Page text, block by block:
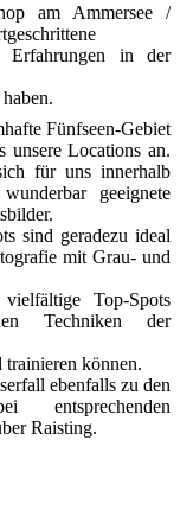
am Ammersee /
in der
Fünfseen-Gebiet
unsere Locations an.
für uns innerhalb
geeignete
sind geradezu ideal
mit Grau- und
Top-Spots
Techniken der
können.
ebenfalls zu den
entsprechenden
Raisting.